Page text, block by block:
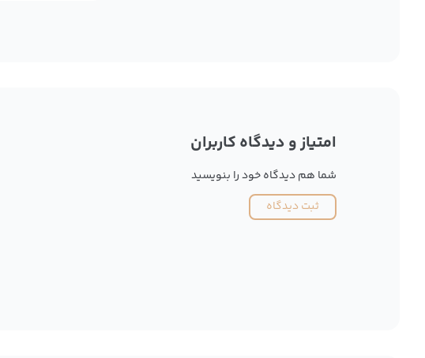
امتیاز و دیدگاه کاربران
شما هم دیدگاه خود را بنویسید
ثبت دیدگاه